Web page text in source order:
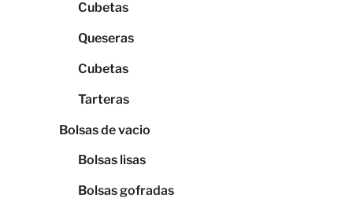
Cubetas
Queseras
Cubetas
Tarteras
Bolsas de vacio
Bolsas lisas
Bolsas gofradas